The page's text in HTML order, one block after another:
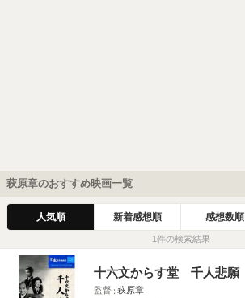
萩原章のおすすめ映画一覧
人気順 新着感想順 感想数順
1件の検索結果
十六文からす堂 千人悲願
監督 萩原章